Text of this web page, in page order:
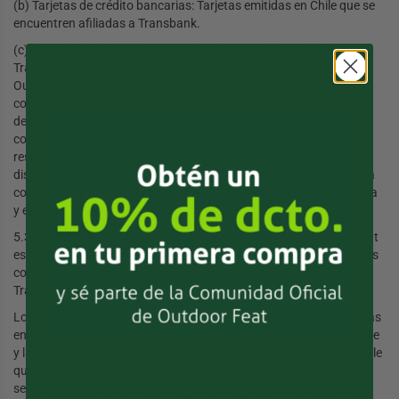
(b) Tarjetas de crédito bancarias: Tarjetas emitidas en Chile que se
encuentren afiliadas a Transbank.
(c) Transferencia electrónica o depósito en cuenta corriente:
Transferencia electrónica o depósito a la cuenta corriente de
Outdoor Feat informada al momento de la compra y enviar
comprobante a
desde la orden o se anulará la compra. El envío oportuno del
comprobante de pago a Outdoor Feat es de exclusiva
responsabilidad del cliente. Una vez que los fondos estén
disponibles en la cuenta corriente de Outdoor Feat, se enviará una
confirmación escrita al cliente que es la confirmación de la compra
y el hecho que da cuenta de la formación del consentimiento.
5.3.- Información sobre tarjetas bancarias y/u otras: Outdoor Feat
está afiliada a Transbank que vela por la seguridad en las compras
con tarjetas de crédito. Para conocer más sobre el servicio de
Transbank, por favor acceder a https://www.transbank.cl
Los aspectos relativos al funcionamiento de las tarjetas aceptadas
en Outdoor Feat, están sujetos al contrato existente entre el cliente
y la identidad emisora y ésta y Transbank, sin que a Outdoor Feat le
quepa responsabilidad alguna en relación con los aspectos
señalados en dichos contratos. Outdoor Feat sólo puede validar